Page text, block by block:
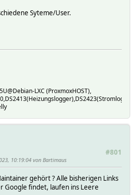
Syteme/User.
LXC (ProxmoxHOST),
#801
10:19:04 von Bartimaus
gehört ? Alle bisherigen Links
Google findet, laufen ins Leere